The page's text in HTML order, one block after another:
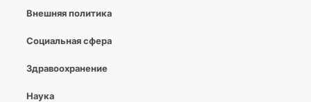
Внешняя политика
Социальная сфера
Здравоохранение
Наука